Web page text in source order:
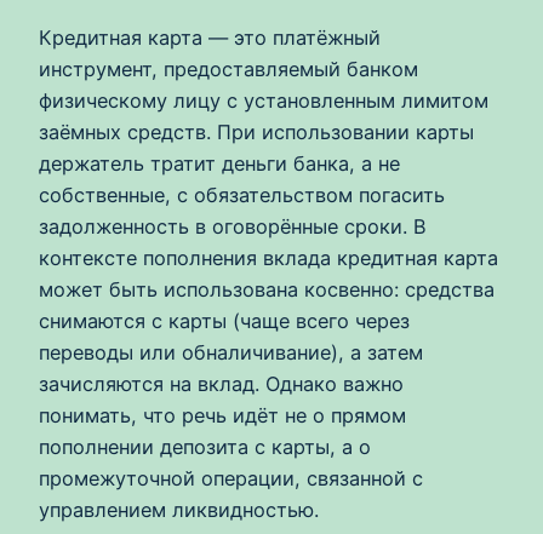
Кредитная карта — это платёжный
инструмент, предоставляемый банком
физическому лицу с установленным лимитом
заёмных средств. При использовании карты
держатель тратит деньги банка, а не
собственные, с обязательством погасить
задолженность в оговорённые сроки. В
контексте пополнения вклада кредитная карта
может быть использована косвенно: средства
снимаются с карты (чаще всего через
переводы или обналичивание), а затем
зачисляются на вклад. Однако важно
понимать, что речь идёт не о прямом
пополнении депозита с карты, а о
промежуточной операции, связанной с
управлением ликвидностью.